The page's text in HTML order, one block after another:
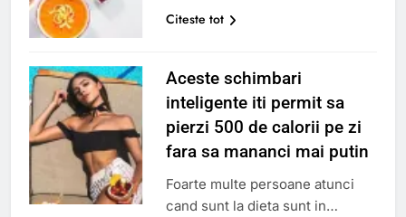
chiar in patrimoniul cultural
care o consumi? Conceputa de
favorizarea satietatii, mizand pe
alimente cu densitate calorica
redusa. Iti spunem totul in cele
ce urmeaza. Ideea ca o
slabeasca trebuie sa-si limiteze
drastic cantitatea de alimente…
Citeste tot
Aceste schimbari
inteligente iti permit sa
pierzi 500 de calorii pe zi
fara sa mananci mai putin
Foarte multe persoane atunci
cand sunt la dieta sunt in